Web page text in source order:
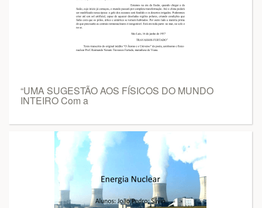
“UMA SUGESTÃO AOS FÍSICOS DO MUNDO
INTEIRO Com a